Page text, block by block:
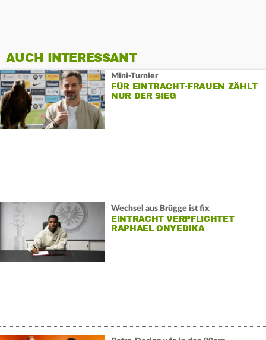
AUCH INTERESSANT
Mini-Turnier
FÜR EINTRACHT-FRAUEN ZÄHLT
NUR DER SIEG
Wechsel aus Brügge ist fix
EINTRACHT VERPFLICHTET
RAPHAEL ONYEDIKA